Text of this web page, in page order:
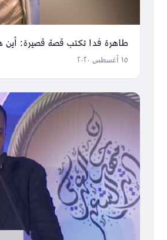
طاهرة فدا تكتب قصة قصيرة: أين
١٥ أغسطس ٢٠٢٠